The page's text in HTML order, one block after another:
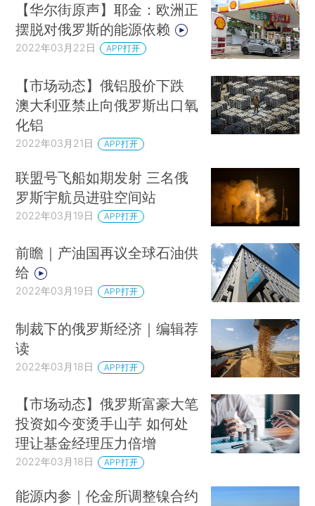
【华尔街原声】耶金：欧洲正
摆脱对俄罗斯的能源依赖
2022年03月22日 APP打开
【市场动态】俄铝股价下跌
澳大利亚禁止向俄罗斯出口氧
化铝
2022年03月21日 APP打开
联盟号飞船如期发射 三名俄
罗斯宇航员进驻空间站
2022年03月19日 APP打开
前瞻｜产油国再议全球石油供
给
2022年03月19日 APP打开
制裁下的俄罗斯经济｜编辑荐
读
2022年03月18日 APP打开
【市场动态】俄罗斯富豪大笔
投资如今变烫手山芋 如何处
理让基金经理压力倍增
2022年03月18日 APP打开
能源内参｜伦金所调整镍合约